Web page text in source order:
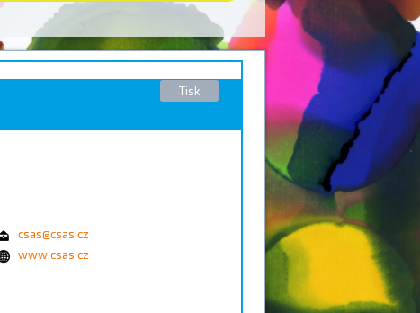
Tisk
csas@csas.cz
www.csas.cz